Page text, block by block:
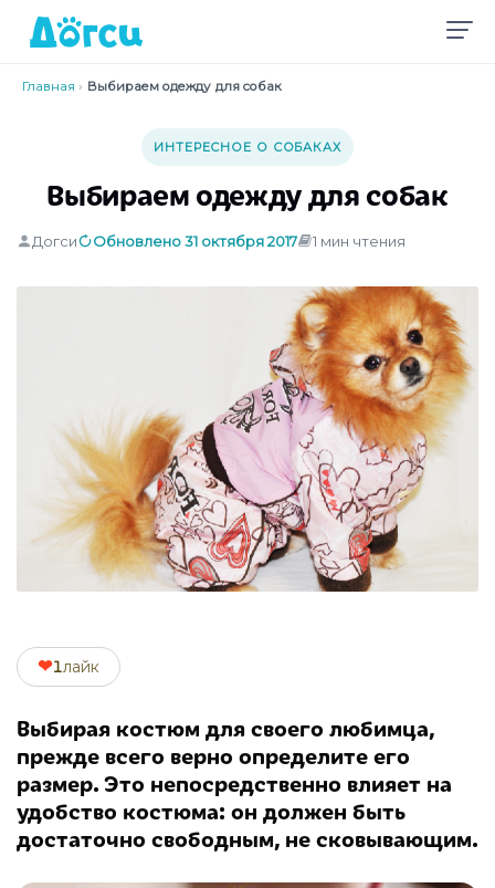
Главная › Выбираем одежду для собак
ИНТЕРЕСНОЕ О СОБАКАХ
Выбираем одежду для собак
Догси Обновлено 31 октября 2017 1 мин чтения
❤1лайк
Выбирая костюм для своего любимца,
прежде всего верно определите его
размер. Это непосредственно влияет на
удобство костюма: он должен быть
достаточно свободным, не сковывающим.